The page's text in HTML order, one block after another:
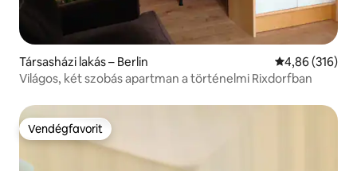
Társasházi lakás – Berlin Átlagos
4,86 (316)
Világos, két szobás apartman a történelmi Rixdorfban
Vendégfavorit
Vendégfavorit